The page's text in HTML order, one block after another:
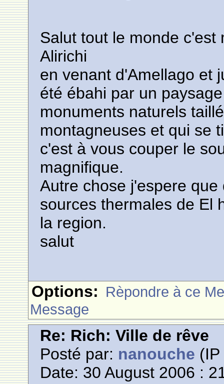
Salut tout le monde
Alirichi
en venant d'Amellago et
été ébahi par un
monuments naturels
montagneuses et qui se
c'est à vous couper le
magnifique.
Autre chose j'espere
sources thermales de El
la region.
salut
Options: Rèpondre à ce
Message
Re: Rich: Ville de rêve
Posté par: nanouche
Date: 30 August 2006 :